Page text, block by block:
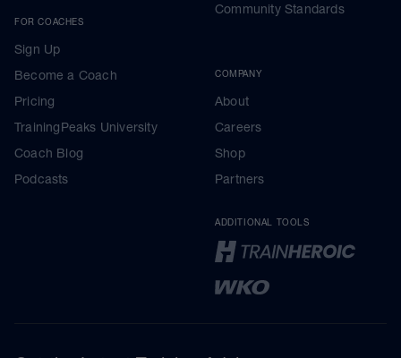
FOR COACHES
Sign Up
Become a Coach
Pricing
TrainingPeaks University
Coach Blog
Podcasts
Community Standards
COMPANY
About
Careers
Shop
Partners
ADDITIONAL TOOLS